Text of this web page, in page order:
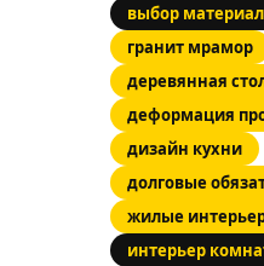
выбор
гранит мрамор
деревянная
деформация
дизайн кухни
долговые
жилые
интерьер